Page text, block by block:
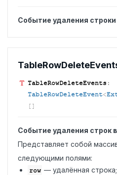
Событие удаления
TableRowDelete
TableRowDeleteEvents :
TableRowDeleteEvent<
[]
Событие удаления строк
Представляет собой
следующими полями:
row — удалённая строка;